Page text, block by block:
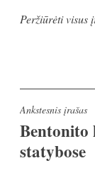
Peržiūrėti visus
Navigacija
tarp
įrašų
Ankstesnis įrašas
Bentonito
statybose